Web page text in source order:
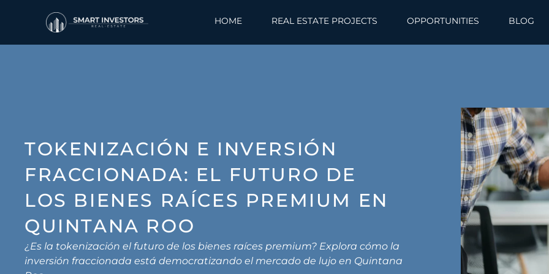
HOME REAL ESTATE PROJECTS OPPORTUNITIES BLOG
TOKENIZACIÓN E INVERSIÓN
FRACCIONADA: EL FUTURO DE
LOS BIENES RAÍCES PREMIUM EN
QUINTANA ROO
¿Es la tokenización el futuro de los bienes raíces premium? Explora cómo la
inversión fraccionada está democratizando el mercado de lujo en Quintana